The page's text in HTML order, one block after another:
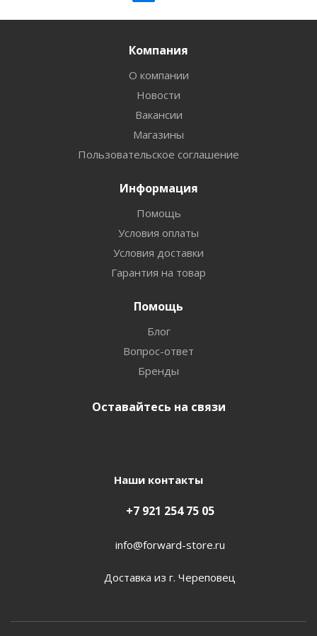
Компания
О компании
Новости
Вакансии
Магазины
Пользовательское соглашение
Информация
Помощь
Условия оплаты
Условия доставки
Гарантия на товар
Помощь
Блог
Вопрос-ответ
Бренды
Оставайтесь на связи
Наши контакты
+7 921 254 75 05
info@forward-store.ru
Доставка из г. Череповец